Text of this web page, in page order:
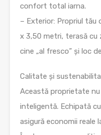
confort total iarna.
– Exterior: Propriul tău
x 3,50 metri, terasă cu
cine „al fresco” și loc
Calitate și
Această proprietate
inteligentă. Echipată
asigură economii reale